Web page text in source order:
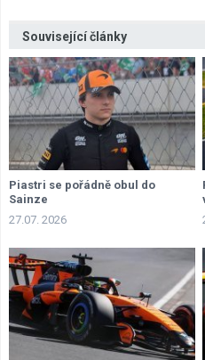
Související články
Piastri se pořádně obul do
Sainze
27.07. 2026